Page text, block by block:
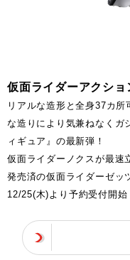
仮面ライダーアクシ
リアルな造形と全身37カ
な造りにより気兼ねなくガ
ィギュア』の最新弾！
仮面ライダーノクスが最速
発売済の仮面ライダーゼッ
12/25(木)より予約受付開始